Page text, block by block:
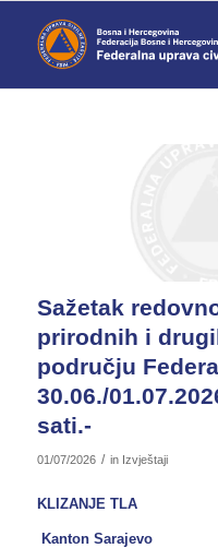
Sažetak
prirodnih i
području
30.06./
sati.-
01/07/2026 / in Izvještaji
KLIZANJE TLA
Kanton Sarajevo